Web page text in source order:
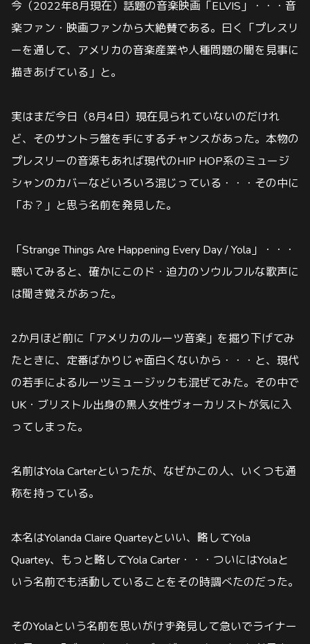
今（2022年8月現在）話題の音楽映画「ELVIS」・・・音
楽ファン・映画ファンから大絶賛である。曰く「プレスリ
ーを通して、アメリカの音楽産業や人種問題の闇を見事に
描きあげている」と。
実はまだ今日（8月4日）現在見られていないのだけれ
ど、そのサントラ盤を手にするチャンスがあった。本物の
プレスリーの音源もあれば現代のHIP HOP系のミュージ
シャンのカバーなどいろいろ混じっている・・・その中に
「お？」と思う名前を発見した。
「Strange Things Are Happening Every Day / Yola」・・・
聴いてみると、確かにこのド・迫力のソウルフルな歌声に
は聞き覚えがあった。
2か月ほど前に「アメリカのルーツ音楽」を掘り下げてみ
たときに、定番ばかりじゃ面白くないから・・・と、現代
の若手によるルーツミュージックも混ぜてみた。その中で
UK・ブリストル出身の黒人女性ヴォーカリストが気に入
ってしまった。
名前はYola Carterといったが、なぜかこの人、いくつも通
称を持っている。
本名はYolanda Claire Quarteyといい、略してYola
Quartey、もっと略してYola Carter・・・ついにはYolaと
いう名前でも活動していることをその時調べたのだった。
そのYolaという名前を思いがけず発見して急いでライナー